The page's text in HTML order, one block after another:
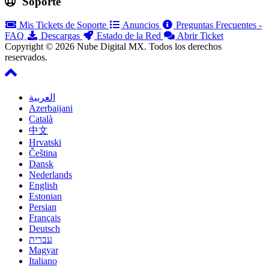
Mis Tickets de Soporte Anuncios
Preguntas Frecuentes -
FAQ
Descargas Estado de la Red
Abrir Ticket
Copyright © 2026 Nube Digital MX. Todos los derechos
reservados.
العربية
Azerbaijani
Català
中文
Hrvatski
Čeština
Dansk
Nederlands
English
Estonian
Persian
Français
Deutsch
עברית
Magyar
Italiano